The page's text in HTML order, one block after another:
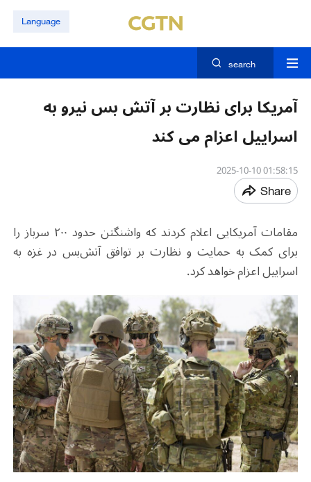
Language
search
آمریکا برای نظارت بر آتش بس نیرو به
اسراییل اعزام می کند
01:58:15 2025-10-10
Share
مقامات آمریکایی اعلام کردند که واشنگتن حدود ۲۰۰ سرباز را
برای کمک به حمایت و نظارت بر توافق آتش‌بس در غزه به
اسراییل اعزام خواهد کرد.